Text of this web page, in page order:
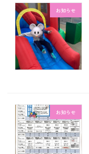
お知らせ
お知らせ